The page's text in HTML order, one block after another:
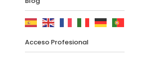
Acceso Profesional